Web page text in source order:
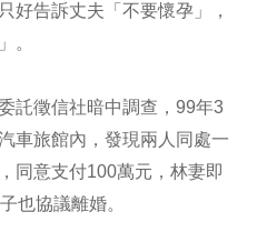
好告訴丈夫「不要懷孕」，
。
託徵信社暗中調查，99年3
車旅館內，發現兩人同處一
同意支付100萬元，林妻即
也協議離婚。